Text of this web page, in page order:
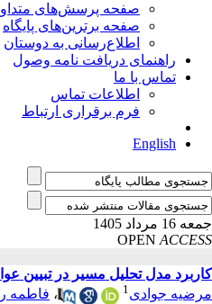
صفحه پرسش‌های
صفحه برترین‌های پایگاه
اطلاع‌رسانی به دوستان
راهنمای دریافت نامه وصول
تماس با ما
اطلاعات تماس
فرم برقراری ارتباط
English
جمعه 16 مرداد 1405
OPEN ACCESS
کاربرد مدل تحلیل مسیر در تبیین
مرضیه جوادی1 ، فاطمه